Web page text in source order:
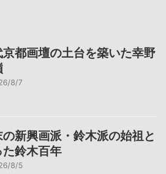
京都画壇の土台を築いた幸野
8/7
新興画派・鈴木派の始祖と
た鈴木百年
8/5